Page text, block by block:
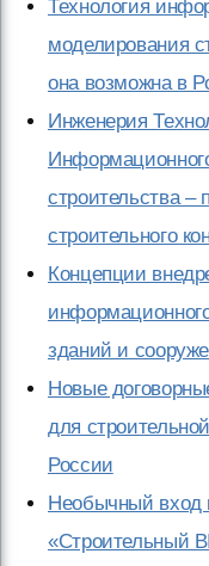
Технология
моделирования
она возможна в
Инженерия
строительства –
строительного
Концепции
зданий и
Новые
для
России
Необычный вход
«Строительный